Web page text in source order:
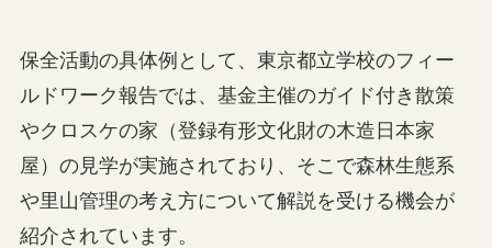
保全活動の具体例として、東京都立学校のフィー
ルドワーク報告では、基金主催のガイド付き散策
やクロスケの家（登録有形文化財の木造日本家
屋）の見学が実施されており、そこで森林生態系
や里山管理の考え方について解説を受ける機会が
紹介されています。